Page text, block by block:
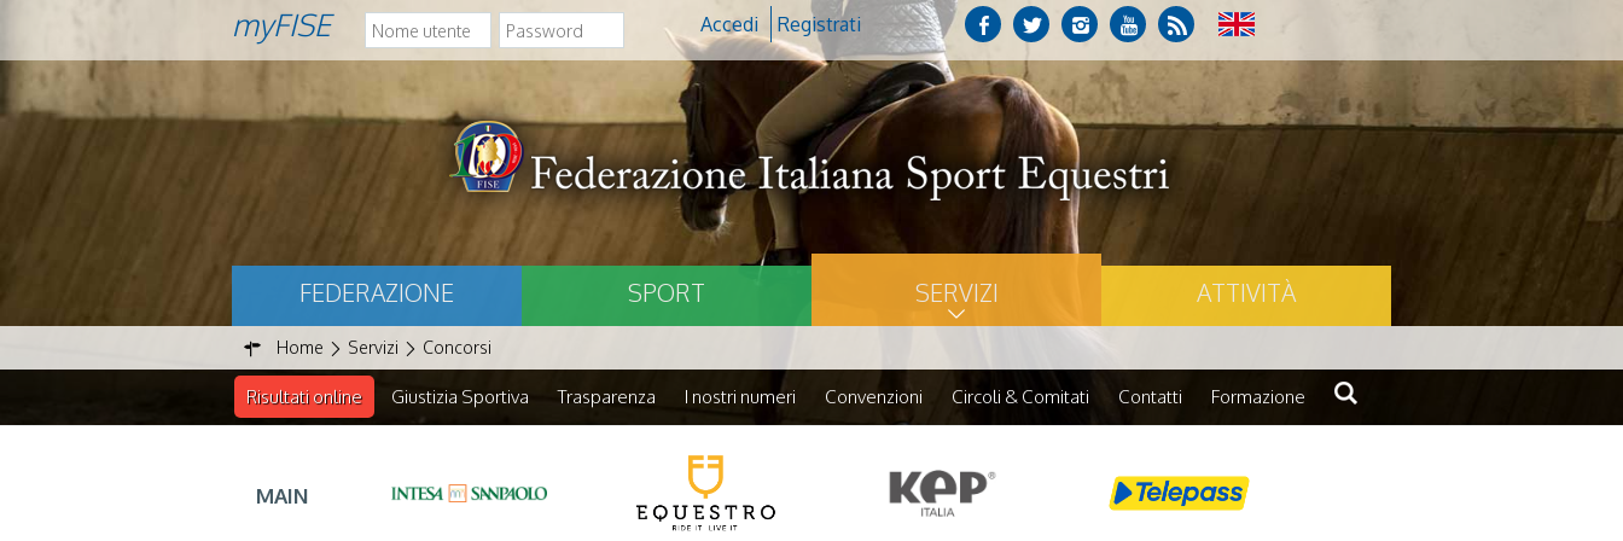
myFISE Accedi Registrati
FEDERAZIONE SPORT SERVIZI ATTIVITÀ
Home Servizi Concorsi
Risultati online Giustizia Sportiva Trasparenza I nostri numeri Convenzioni Circoli & Comitati Contatti Formazione
MAIN